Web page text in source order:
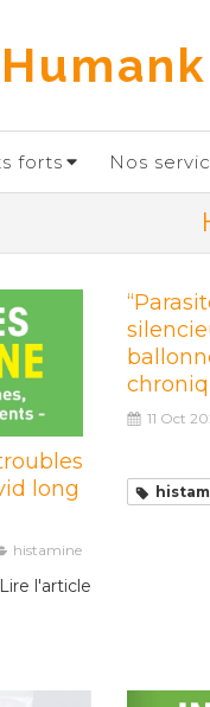
forts Nos
long
histamine
Lire l'article
11 Oct